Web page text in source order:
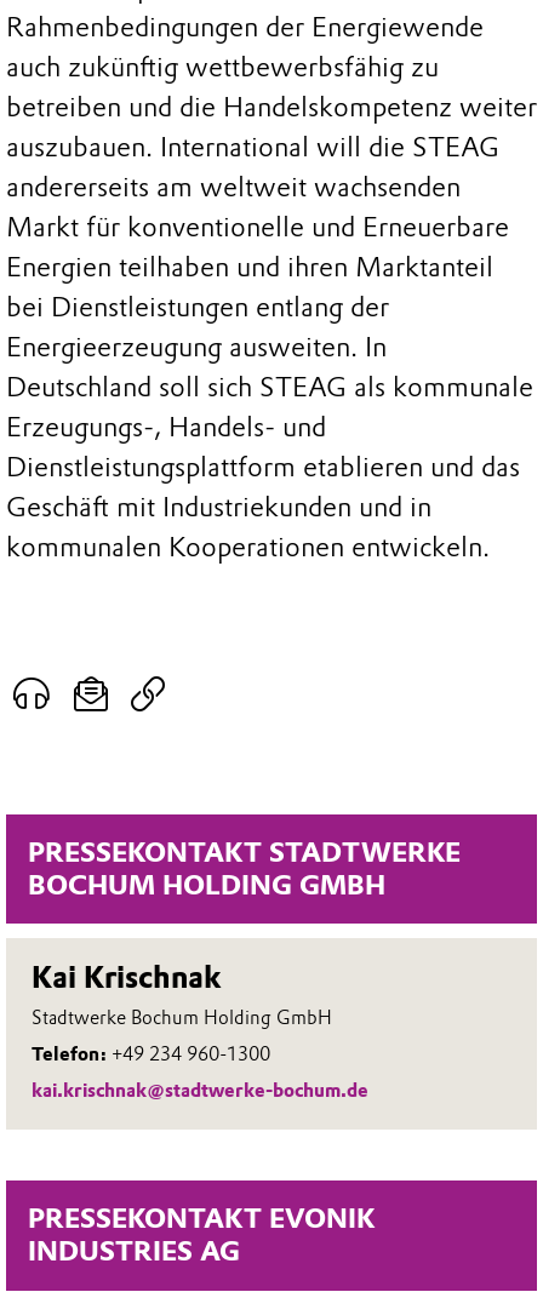
PRESSEKONTAKT STADTWERKE
BOCHUM HOLDING GMBH
Kai Krischnak
Stadtwerke Bochum Holding GmbH
Telefon: +49 234 960-1300
kai.krischnak@stadtwerke-bochum.de
PRESSEKONTAKT EVONIK
INDUSTRIES AG
Rahmenbedingungen der Energiewende
auch zukünftig wettbewerbsfähig zu
betreiben und die Handelskompetenz weiter
auszubauen. International will die STEAG
andererseits am weltweit wachsenden
Markt für konventionelle und Erneuerbare
Energien teilhaben und ihren Marktanteil
bei Dienstleistungen entlang der
Energieerzeugung ausweiten. In
Deutschland soll sich STEAG als kommunale
Erzeugungs-, Handels- und
Dienstleistungsplattform etablieren und das
Geschäft mit Industriekunden und in
kommunalen Kooperationen entwickeln.